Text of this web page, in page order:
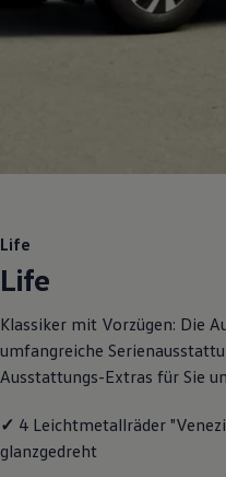
Motorenöl
Räder und
Transport
Updates für
Über Ihr Auto
Warn- und
Life
Life
Klassiker mit Vorzügen: Die
umfangreiche
Ausstattungs-Extras für Sie
✓ 4 Leichtmetallräder
glanzgedreht